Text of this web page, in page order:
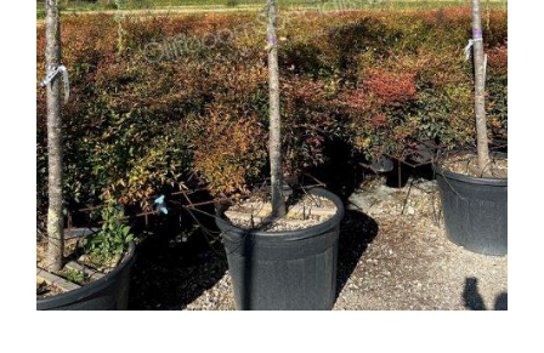
Treesafe
VORSTBESCHERMINGVOORBOMEN.NL
WINTERSCHUTZFUERBAEUME.DE
FROSTPROTECTIONFORTREES.CO.UK
Terracotta
TERRACOTTA.NL
TERRACOTTA.BE
TERRAKOTTA.DE